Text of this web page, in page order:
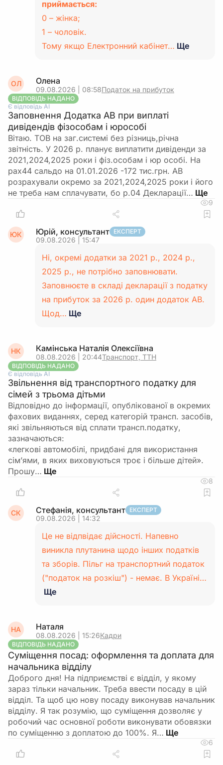
приймається:
0 – жінка;
1 – чоловік.
Тому якщо Електронний кабінет… Ще
ОЛ Олена
09.08.2026 | 08:58Податок на прибуток
ВІДПОВІДЬ НАДАНО
Є відповідь АІ
Заповнення Додатка АВ при виплаті
дивідендів фізособам і юрособі
Вітаю. ТОВ на заг.системі без різниць,річна
звітність. У 2026 р. планує виплатити дивіденди за
2021,2024,2025 роки і фіз.особам і юр особі. На
рах44 сальдо на 01.01.2026 -172 тис.грн. АВ
розрахували окремо за 2021,2024,2025 роки і його
не треба нам сплачувати, бо р.04 Декларації…
9
ЮК Юрій, консультант ЕКСПЕРТ
09.08.2026 | 15:47
Ні, окремі додатки за 2021 р., 2024 р.,
2025 р., не потрібно заповнювати.
Заповнюєте в складі декларації з податку
на прибуток за 2026 р. один додаток АВ.
Щод… Ще
НК Камінська Наталія Олексіївна
08.08.2026 | 20:44Транспорт, ТТН
ВІДПОВІДЬ НАДАНО
Є відповідь АІ
Звільнення від транспортного податку для
сімей з трьома дітьми
Відповідно до інформації, опублікованої в окремих
фахових виданнях, серед категорій трансп. засобів,
які звільняються від сплати трансп.податку,
зазначаються:
«легкові автомобілі, придбані для використання
сім’ями, в яких виховуються троє і більше дітей».
Прошу…
8
СК Стефанія, консультант ЕКСПЕРТ
09.08.2026 | 14:32
Це не відпвідає дійсності. Напевно
виникла плутанина щодо інших податків
та зборів. Пільг на транспортний податок
("податок на розкіш") - немає. В Україні…
Ще
НА Наталя
08.08.2026 | 15:26Кадри
ВІДПОВІДЬ НАДАНО
Суміщення посад: оформлення та доплата для
начальника відділу
Доброго дня! На підприємстві є відділ, у якому
зараз тільки начальник. Треба ввести посаду в цій
відділ. Та щоб цю нову посаду виконував начальник
відділу. Я так розумію, що суміщення дозволяє у
робочий час основної роботи виконувати обовязки
по суміщенню з доплатою до 100%. Я…
6